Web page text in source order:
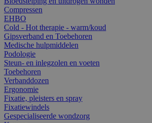
Compressen
EHBO
Cold - Hot therapie - warm/koud
Gipsverband en Toebehoren
Medische hulpmiddelen
Podologie
Steun- en inlegzolen en voeten
Toebehoren
Verbanddozen
Ergonomie
Fixatie, pleisters en spray
Fixatiewindels
Gespecialiseerde wondzorg